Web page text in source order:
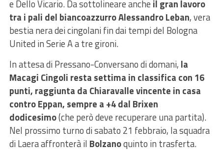
e Dello Vicario. Da sottolineare anche il gran lavoro
tra i pali del biancoazzurro Alessandro Leban, vera
bestia nera dei cingolani fin dai tempi del Bologna
United in Serie A a tre gironi.
In attesa di Pressano-Conversano di domani, la
Macagi Cingoli resta settima in classifica con 16
punti, raggiunta da Chiaravalle vincente in casa
contro Eppan, sempre a +4 dal Brixen
dodicesimo(che però deve recuperare una partita).
Nel prossimo turno di sabato 21 febbraio, la squadra
di Laera affronterà il Bolzanoquinto in trasferta.